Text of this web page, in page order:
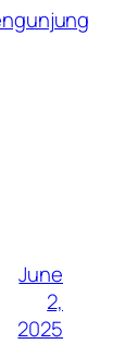
June
2,
2025